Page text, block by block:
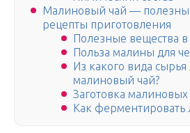
Малиновый чай —
рецепты приготовления
Полезные вещества
Польза малины для
Из какого вида
малиновый чай?
Заготовка малиновых
Как ферментировать